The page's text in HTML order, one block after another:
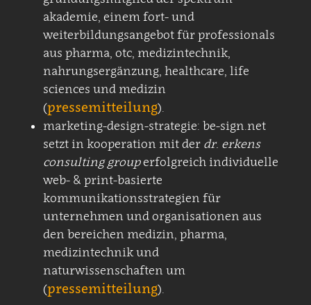
akademie, einem fort- und
weiterbildungsangebot für professionals
aus pharma, otc, medizintechnik,
nahrungsergänzung, healthcare, life
sciences und medizin
(pressemitteilung).
marketing-design-strategie: be-sign.net
setzt in kooperation mit der dr. erkens
consulting grouperfolgreich individuelle
web- & print-basierte
kommunikationsstrategien für
unternehmen und organisationen aus
den bereichen medizin, pharma,
medizintechnik und
naturwissenschaften um
(pressemitteilung).